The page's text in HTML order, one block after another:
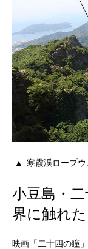
寒霞渓ロープ
小豆島・
界に触れ
映画「二十四の瞳